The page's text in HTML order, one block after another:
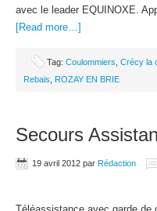
avec le leader EQUINOXE.
[Read more…]
Tag: Coulommiers Crécy la
Rebais
ROZAY EN BRIE
Secours
19 avril 2012 par Rédaction